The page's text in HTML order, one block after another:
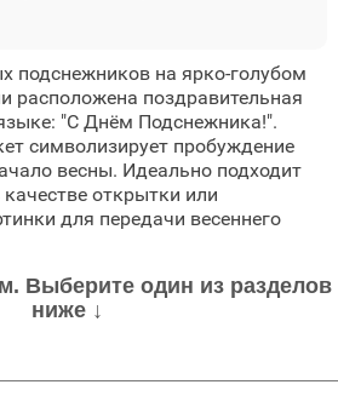
подснежников на ярко-голубом
расположена поздравительная
"С Днём Подснежника!".
символизирует пробуждение
весны. Идеально подходит
открытки или
для передачи весеннего
Выберите один из разделов
ниже ↓